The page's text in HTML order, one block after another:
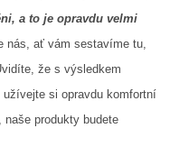
a to je opravdu velmi
nás, ať vám sestavíme tu,
že s výsledkem
užívejte si opravdu komfortní
naše produkty budete